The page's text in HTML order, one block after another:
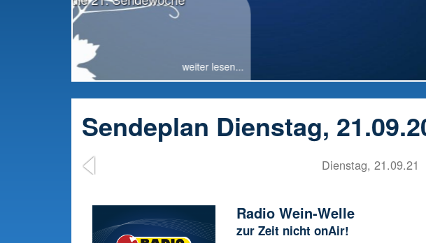
Vorbereitung gestartet
Sendeplan Dienstag,
Dienstag, 21.09.21
Radio Wein-Welle
zur Zeit nicht onAir!